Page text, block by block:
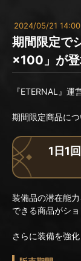
2024/05/21 14:00
期間限定で
×100」が
『ETERNAL』運
期間限定商品につ
1日1
装備品の潜在能
できる商品がショ
さらに装備を強